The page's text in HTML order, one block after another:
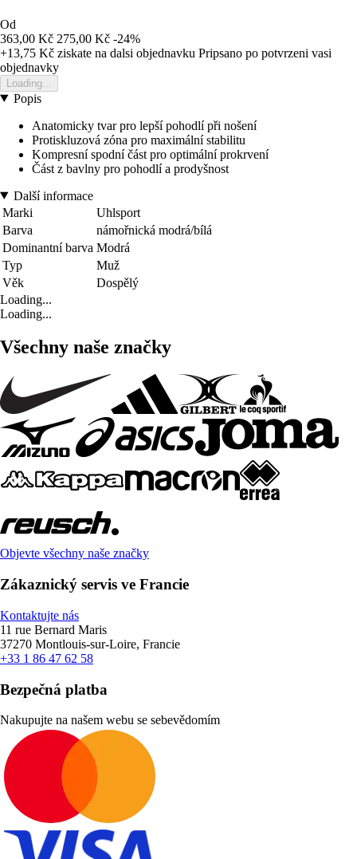
Od
363,00 Kč 275,00 Kč -24%
+13,75 Kč ziskate na dalsi objednavku Pripsano po potvrzeni vasi
objednavky
Loading...
Popis
Anatomicky tvar pro lepší pohodlí při nošení
Protiskluzová zóna pro maximální stabilitu
Kompresní spodní část pro optimální prokrvení
Část z bavlny pro pohodlí a prodyšnost
Další informace
Marki
Uhlsport
Barva
námořnická modrá/bílá
Dominantní barva Modrá
Typ
Muž
Věk
Dospělý
Loading...
Loading...
Všechny naše značky
Objevte všechny naše značky
Zákaznický servis ve Francie
Kontaktujte nás
11 rue Bernard Maris
37270 Montlouis-sur-Loire, Francie
+33 1 86 47 62 58
Bezpečná platba
Nakupujte na našem webu se sebevědomím